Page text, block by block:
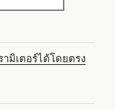
มิเตอร์ได้โดยตรง